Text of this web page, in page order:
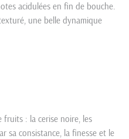
acidulées en fin de bouche.
une belle dynamique
fruits : la cerise noire, les
sa consistance, la finesse et le